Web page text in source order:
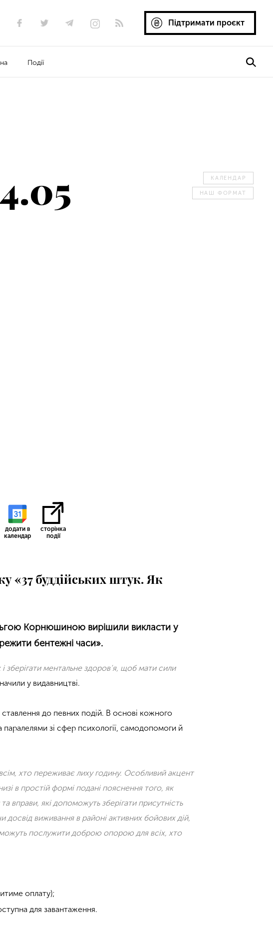
Підтримати проєкт
Події
4.05 КАЛЕНДАР
НАШ ФОРМАТ
додати в
календар
сторінка
події
«37 буддійських штук. Як
Корнюшиною вирішили викласти у
бентежні часи».
зберігати ментальне здоров’я, щоб мати сили
у видавництві.
до певних подій. В основі кожного
паралелями зі сфер психології, самодопомоги й
хто переживає лиху годину. Особливий акцент
в простій формі подані пояснення того, як
вправи, які допоможуть зберігати присутність
досвід виживання в районі активних бойових дій,
можуть послужити доброю опорою для всіх, хто
оплату);
для завантаження.